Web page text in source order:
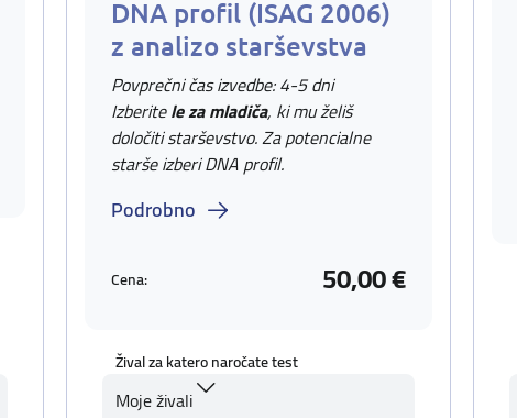
DNA profil (ISAG 2006)
z analizo starševstva
Povprečni čas izvedbe: 4-5 dni
Izberitele za mladiča, ki mu želiš
določiti starševstvo. Za potencialne
starše izberi DNA profil.
Podrobno
Cena: 50,00 €
Žival za katero naročate test
Moje živali